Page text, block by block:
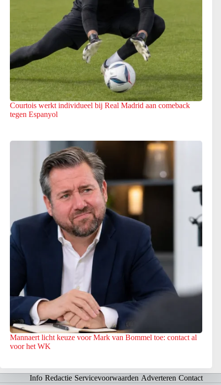
Courtois werkt individueel bij Real Madrid aan comeback
tegen Espanyol
Mannaert licht keuze voor Mark van Bommel toe: contact al
voor het WK
Info Redactie Servicevoorwaarden Adverteren Contact